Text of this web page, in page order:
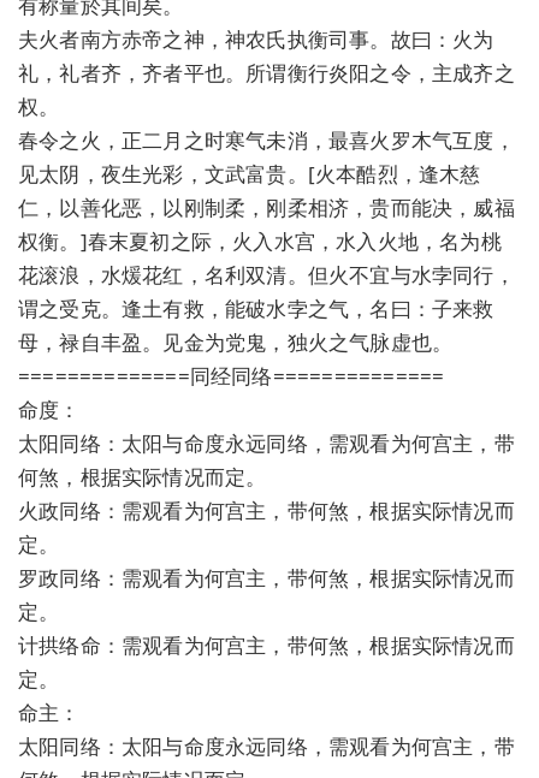
夫火者南方赤帝之神，神农氏执衡司事。故曰：火为
礼，礼者齐，齐者平也。所谓衡行炎阳之令，主成齐之
权。
春令之火，正二月之时寒气未消，最喜火罗木气互度，
见太阴，夜生光彩，文武富贵。[火本酷烈，逢木慈
仁，以善化恶，以刚制柔，刚柔相济，贵而能决，威福
权衡。]春末夏初之际，火入水宫，水入火地，名为桃
花滚浪，水煖花红，名利双清。但火不宜与水孛同行，
谓之受克。逢土有救，能破水孛之气，名曰：子来救
母，禄自丰盈。见金为党鬼，独火之气脉虚也。
==============同经同络==============
命度：
太阳同络：太阳与命度永远同络，需观看为何宫主，带
何煞，根据实际情况而定。
火政同络：需观看为何宫主，带何煞，根据实际情况而
定。
罗政同络：需观看为何宫主，带何煞，根据实际情况而
定。
计拱络命：需观看为何宫主，带何煞，根据实际情况而
定。
命主：
太阳同络：太阳与命度永远同络，需观看为何宫主，带